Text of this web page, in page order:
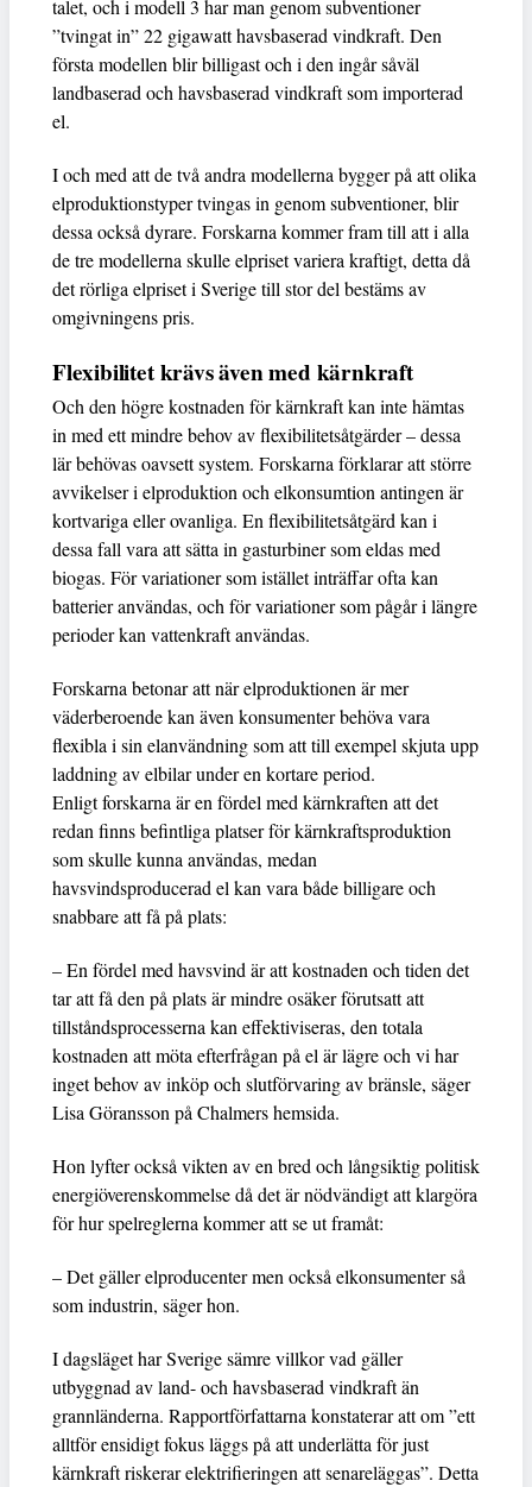
talet, och i modell 3 har man genom subventioner
”tvingat in” 22 gigawatt havsbaserad vindkraft. Den
första modellen blir billigast och i den ingår såväl
landbaserad och havsbaserad vindkraft som importerad
el.
I och med att de två andra modellerna bygger på att olika
elproduktionstyper tvingas in genom subventioner, blir
dessa också dyrare. Forskarna kommer fram till att i alla
de tre modellerna skulle elpriset variera kraftigt, detta då
det rörliga elpriset i Sverige till stor del bestäms av
omgivningens pris.
Flexibilitet krävs även med kärnkraft
Och den högre kostnaden för kärnkraft kan inte hämtas
in med ett mindre behov av flexibilitetsåtgärder – dessa
lär behövas oavsett system. Forskarna förklarar att större
avvikelser i elproduktion och elkonsumtion antingen är
kortvariga eller ovanliga. En flexibilitetsåtgärd kan i
dessa fall vara att sätta in gasturbiner som eldas med
biogas. För variationer som istället inträffar ofta kan
batterier användas, och för variationer som pågår i längre
perioder kan vattenkraft användas.
Forskarna betonar att när elproduktionen är mer
väderberoende kan även konsumenter behöva vara
flexibla i sin elanvändning som att till exempel skjuta upp
laddning av elbilar under en kortare period.
Enligt forskarna är en fördel med kärnkraften att det
redan finns befintliga platser för kärnkraftsproduktion
som skulle kunna användas, medan
havsvindsproducerad el kan vara både billigare och
snabbare att få på plats:
– En fördel med havsvind är att kostnaden och tiden det
tar att få den på plats är mindre osäker förutsatt att
tillståndsprocesserna kan effektiviseras, den totala
kostnaden att möta efterfrågan på el är lägre och vi har
inget behov av inköp och slutförvaring av bränsle, säger
Lisa Göransson på Chalmers hemsida.
Hon lyfter också vikten av en bred och långsiktig politisk
energiöverenskommelse då det är nödvändigt att klargöra
för hur spelreglerna kommer att se ut framåt:
– Det gäller elproducenter men också elkonsumenter så
som industrin, säger hon.
I dagsläget har Sverige sämre villkor vad gäller
utbyggnad av land- och havsbaserad vindkraft än
grannländerna. Rapportförfattarna konstaterar att om ”ett
alltför ensidigt fokus läggs på att underlätta för just
kärnkraft riskerar elektrifieringen att senareläggas”. Detta